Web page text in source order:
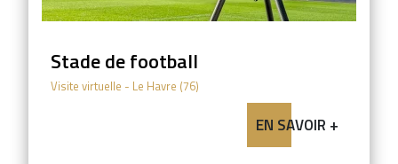
Stade de football
Visite virtuelle - Le Havre (76)
EN SAVOIR +